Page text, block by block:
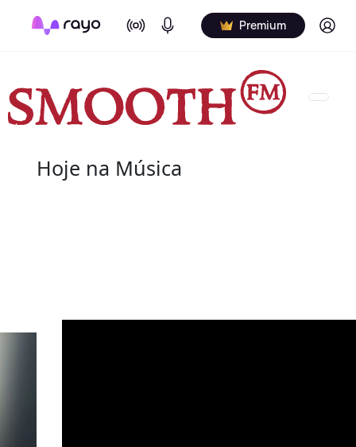
On Air Podcasts Premium Log in
Hoje na Música